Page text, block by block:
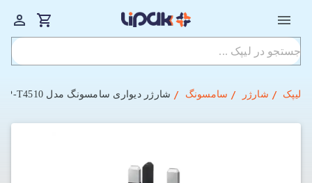
لیپک شارژر سامسونگ شارژر دیواری سامسونگ مدل EP-T4510 توان 45 وات همراه کابل (3پین)